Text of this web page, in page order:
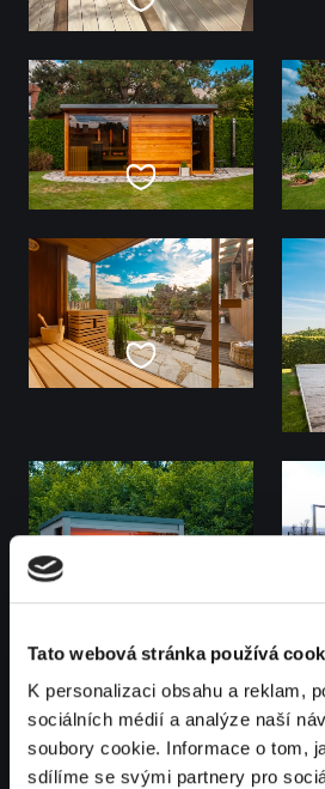
Tato webová stránka používá
K personalizaci obsahu a reklam,
sociálních médií a analýze naší
soubory cookie. Informace o tom,
sdílíme se svými partnery pro